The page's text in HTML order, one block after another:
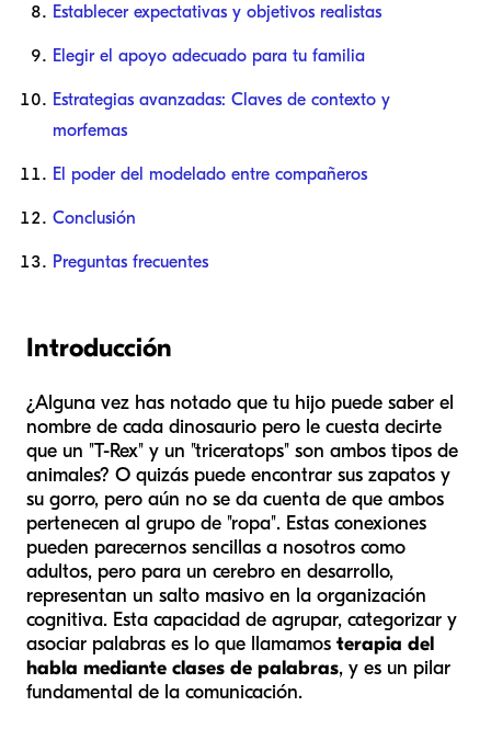
Establecer expectativas y objetivos realistas
Elegir el apoyo adecuado para tu familia
Estrategias avanzadas: Claves de contexto y
morfemas
El poder del modelado entre compañeros
Conclusión
Preguntas frecuentes
Introducción
¿Alguna vez has notado que tu hijo puede saber el
nombre de cada dinosaurio pero le cuesta decirte
que un "T-Rex" y un "triceratops" son ambos tipos de
animales? O quizás puede encontrar sus zapatos y
su gorro, pero aún no se da cuenta de que ambos
pertenecen al grupo de "ropa". Estas conexiones
pueden parecernos sencillas a nosotros como
adultos, pero para un cerebro en desarrollo,
representan un salto masivo en la organización
cognitiva. Esta capacidad de agrupar, categorizar y
asociar palabras es lo que llamamos terapia del
habla mediante clases de palabras, y es un pilar
fundamental de la comunicación.